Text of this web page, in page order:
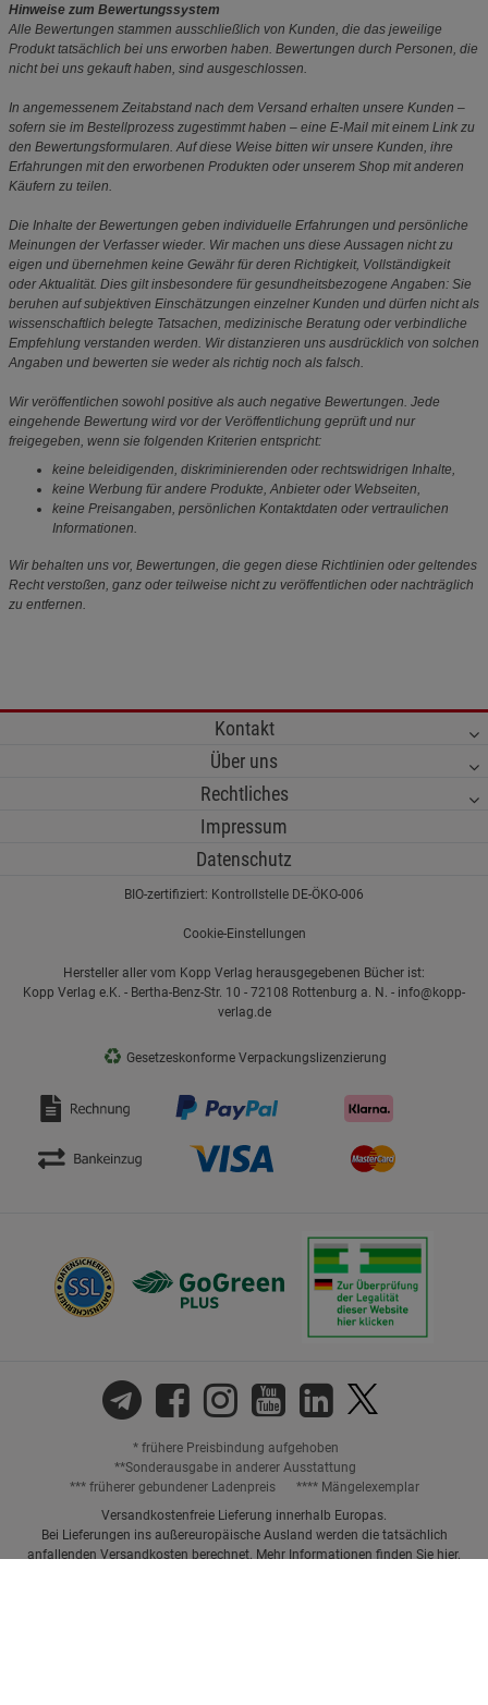
Hinweise zum Bewertungssystem
Alle Bewertungen stammen ausschließlich von Kunden, die das jeweilige
Produkt tatsächlich bei uns erworben haben. Bewertungen durch Personen, die
nicht bei uns gekauft haben, sind ausgeschlossen.
In angemessenem Zeitabstand nach dem Versand erhalten unsere Kunden –
sofern sie im Bestellprozess zugestimmt haben – eine E-Mail mit einem Link zu
den Bewertungsformularen. Auf diese Weise bitten wir unsere Kunden, ihre
Erfahrungen mit den erworbenen Produkten oder unserem Shop mit anderen
Käufern zu teilen.
Die Inhalte der Bewertungen geben individuelle Erfahrungen und persönliche
Meinungen der Verfasser wieder. Wir machen uns diese Aussagen nicht zu
eigen und übernehmen keine Gewähr für deren Richtigkeit, Vollständigkeit
oder Aktualität. Dies gilt insbesondere für gesundheitsbezogene Angaben: Sie
beruhen auf subjektiven Einschätzungen einzelner Kunden und dürfen nicht als
wissenschaftlich belegte Tatsachen, medizinische Beratung oder verbindliche
Empfehlung verstanden werden. Wir distanzieren uns ausdrücklich von solchen
Angaben und bewerten sie weder als richtig noch als falsch.
Wir veröffentlichen sowohl positive als auch negative Bewertungen. Jede
eingehende Bewertung wird vor der Veröffentlichung geprüft und nur
freigegeben, wenn sie folgenden Kriterien entspricht:
keine beleidigenden, diskriminierenden oder rechtswidrigen Inhalte,
keine Werbung für andere Produkte, Anbieter oder Webseiten,
keine Preisangaben, persönlichen Kontaktdaten oder vertraulichen
Informationen.
Wir behalten uns vor, Bewertungen, die gegen diese Richtlinien oder geltendes
Recht verstoßen, ganz oder teilweise nicht zu veröffentlichen oder nachträglich
zu entfernen.
Kontakt
Über uns
Rechtliches
Impressum
Datenschutz
BIO-zertifiziert: Kontrollstelle DE-ÖKO-006
Cookie-Einstellungen
Hersteller aller vom Kopp Verlag herausgegebenen Bücher ist:
Kopp Verlag e.K. - Bertha-Benz-Str. 10 - 72108 Rottenburg a. N. - info@kopp-
verlag.de
♻ Gesetzeskonforme Verpackungslizenzierung
* frühere Preisbindung aufgehoben
**Sonderausgabe in anderer Ausstattung
*** früherer gebundener Ladenpreis
**** Mängelexemplar
Versandkostenfreie Lieferung innerhalb Europas.
Bei Lieferungen ins außereuropäische Ausland werden die tatsächlich
anfallenden Versandkosten berechnet. Mehr Informationen finden Sie hier.